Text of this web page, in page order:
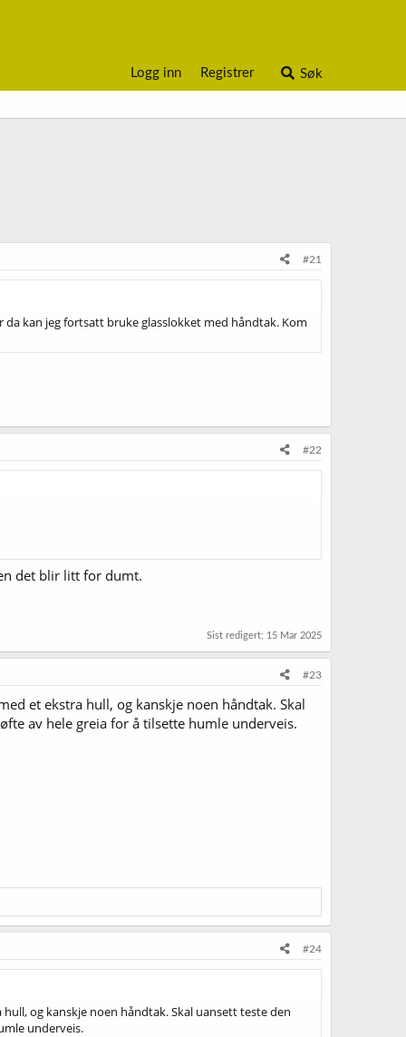
Logg inn Registrer Søk
#21
kan jeg fortsatt bruke glasslokket med håndtak. Kom
#22
det blir litt for dumt.
Sist redigert: 15 Mar 2025
#23
et ekstra hull, og kanskje noen håndtak. Skal
av hele greia for å tilsette humle underveis.
#24
og kanskje noen håndtak. Skal uansett teste den
underveis.